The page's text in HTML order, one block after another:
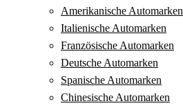
Amerikanische Automarken
Italienische Automarken
Französische Automarken
Deutsche Automarken
Spanische Automarken
Chinesische Automarken